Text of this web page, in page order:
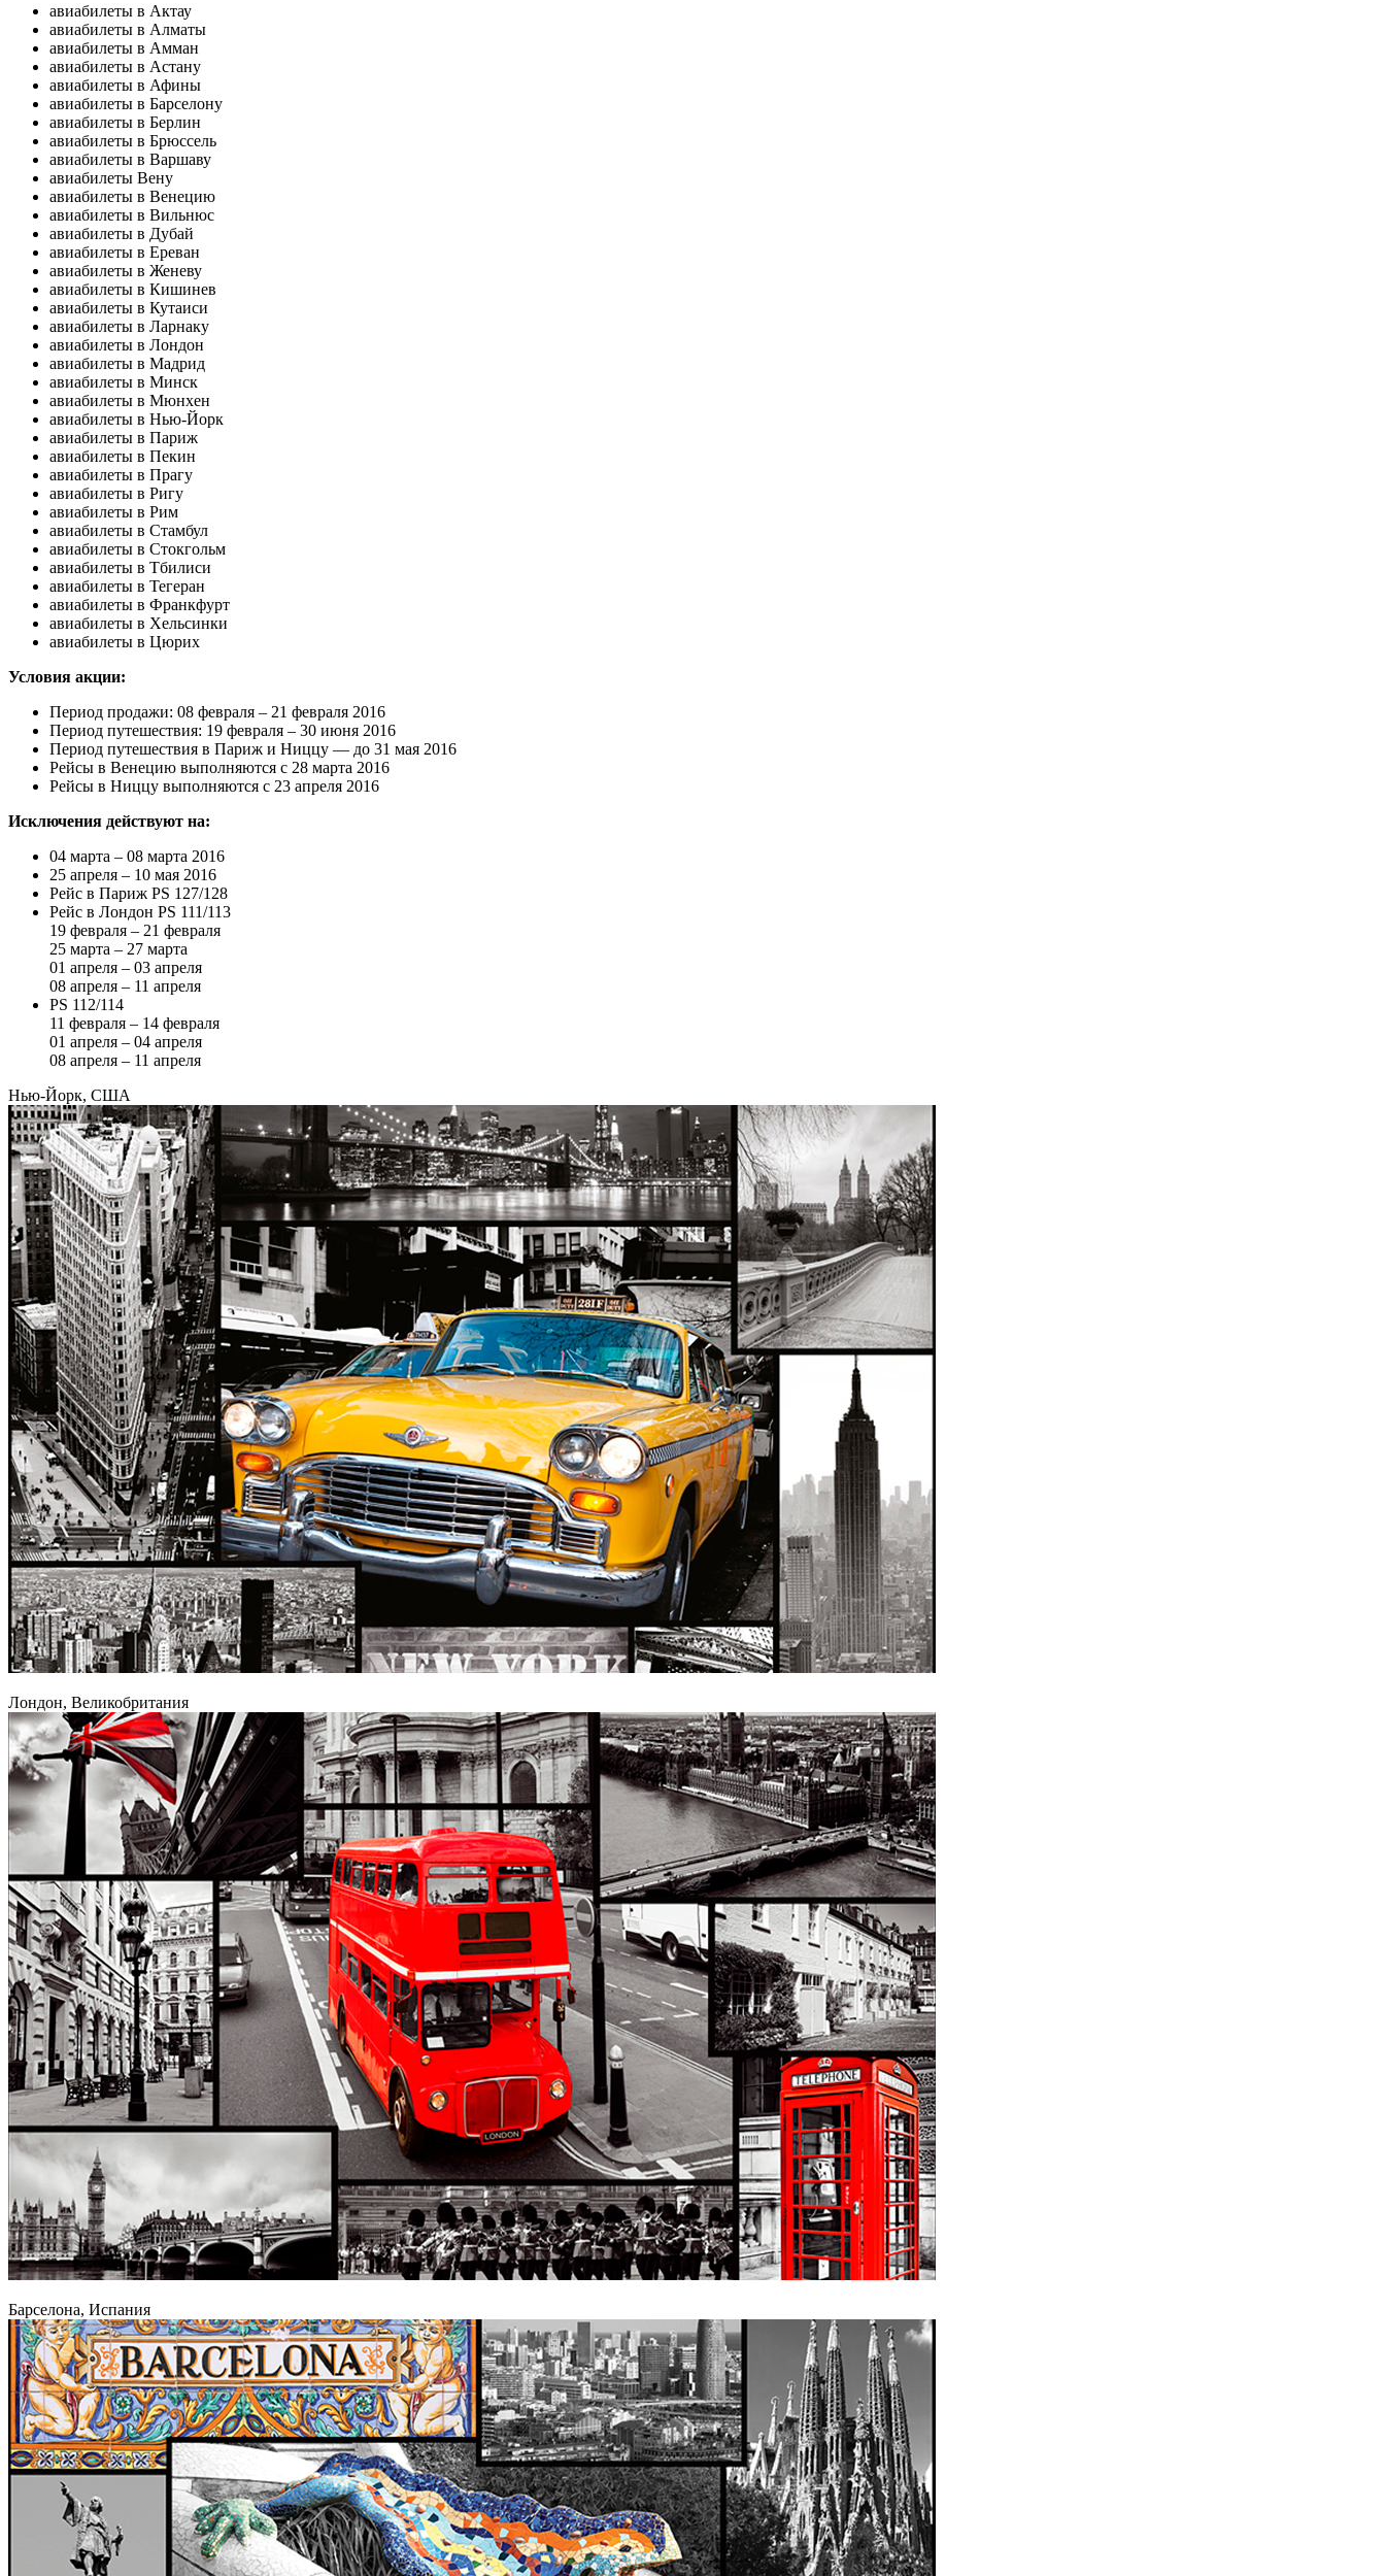
авиабилеты в Актау
авиабилеты в Алматы
авиабилеты в Амман
авиабилеты в Астану
авиабилеты в Афины
авиабилеты в Барселону
авиабилеты в Берлин
авиабилеты в Брюссель
авиабилеты в Варшаву
авиабилеты Вену
авиабилеты в Венецию
авиабилеты в Вильнюс
авиабилеты в Дубай
авиабилеты в Ереван
авиабилеты в Женеву
авиабилеты в Кишинев
авиабилеты в Кутаиси
авиабилеты в Ларнаку
авиабилеты в Лондон
авиабилеты в Мадрид
авиабилеты в Минск
авиабилеты в Мюнхен
авиабилеты в Нью-Йорк
авиабилеты в Париж
авиабилеты в Пекин
авиабилеты в Прагу
авиабилеты в Ригу
авиабилеты в Рим
авиабилеты в Стамбул
авиабилеты в Стокгольм
авиабилеты в Тбилиси
авиабилеты в Тегеран
авиабилеты в Франкфурт
авиабилеты в Хельсинки
авиабилеты в Цюрих
Условия акции:
Период продажи: 08 февраля – 21 февраля 2016
Период путешествия: 19 февраля – 30 июня 2016
Период путешествия в Париж и Ниццу — до 31 мая 2016
Рейсы в Венецию выполняются с 28 марта 2016
Рейсы в Ниццу выполняются с 23 апреля 2016
Исключения действуют на:
04 марта – 08 марта 2016
25 апреля – 10 мая 2016
Рейс в Париж PS 127/128
Рейс в Лондон PS 111/113
19 февраля – 21 февраля
25 марта – 27 марта
01 апреля – 03 апреля
08 апреля – 11 апреля
PS 112/114
11 февраля – 14 февраля
01 апреля – 04 апреля
08 апреля – 11 апреля
Нью-Йорк, США
Лондон, Великобритания
Барселона, Испания